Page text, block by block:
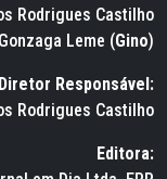
Rodrigues Castilho
Leme (Gino)
Diretor Responsável:
Rodrigues Castilho
Editora: